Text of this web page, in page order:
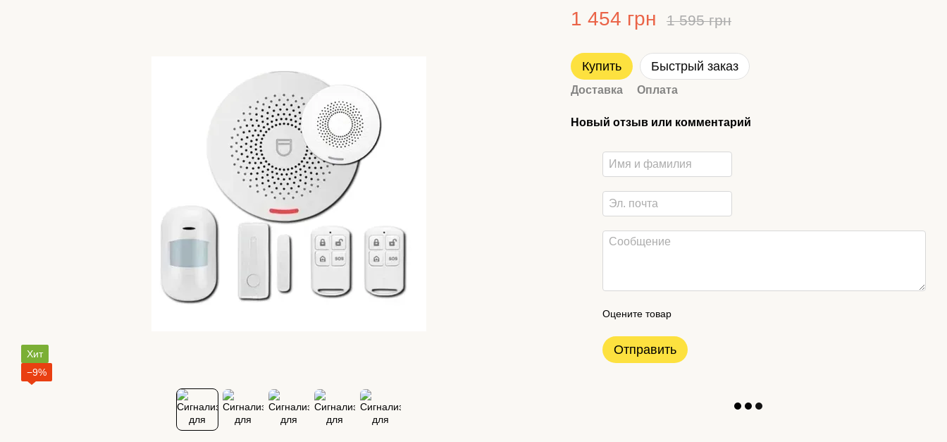
Хит
−9%
1 454 грн 1 595 грн
Купить Быстрый заказ
Доставка Оплата
Новый отзыв или комментарий
Оцените товар
Отправить